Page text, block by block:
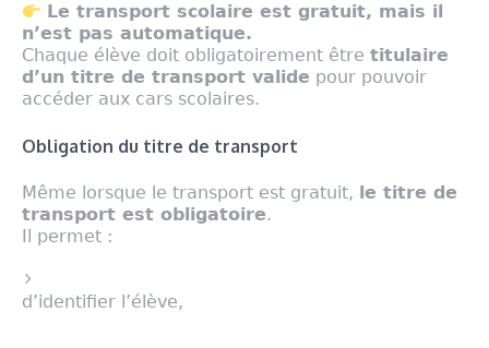
Le transport scolaire est gratuit, mais il
n’est pas automatique.
Chaque élève doit obligatoirement être titulaire
d’un titre de transport valide pour pouvoir
accéder aux cars scolaires.
Obligation du titre de transport
Même lorsque le transport est gratuit, le titre de
transport est obligatoire.
Il permet :
d’identifier l’élève,